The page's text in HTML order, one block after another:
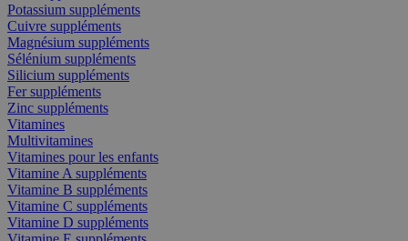
Potassium suppléments
Cuivre suppléments
Magnésium suppléments
Sélénium suppléments
Silicium suppléments
Fer suppléments
Zinc suppléments
Vitamines
Multivitamines
Vitamines pour les enfants
Vitamine A suppléments
Vitamine B suppléments
Vitamine C suppléments
Vitamine D suppléments